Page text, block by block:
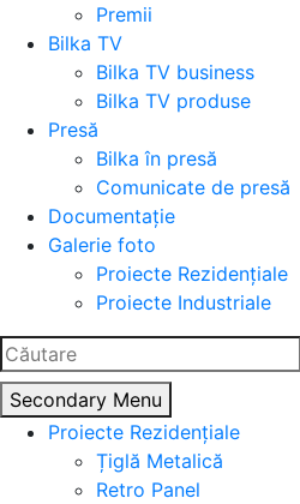
Premii
Bilka TV
Bilka TV business
Bilka TV produse
Presă
Bilka în presă
Comunicate de presă
Documentație
Galerie foto
Proiecte Rezidențiale
Proiecte Industriale
Caută
după:
Secondary Menu
Proiecte Rezidențiale
Țiglă Metalică
Retro Panel